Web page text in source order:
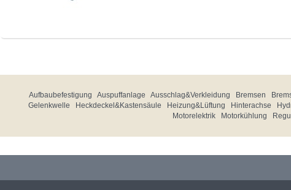
Aufbaubefestigung Auspuffanlage Ausschlag&Verkleidung Bremsen
Gelenkwelle
Heckdeckel&Kastensäule Heizung&Lüftung Hinterachse
Motorelektrik
Motorkühlung